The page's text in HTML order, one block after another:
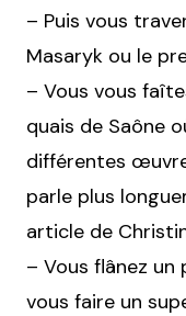
– Puis vous
Masaryk ou le
– Vous vous
quais de Saône
différentes
parle plus
article de
– Vous flânez un
vous faire un